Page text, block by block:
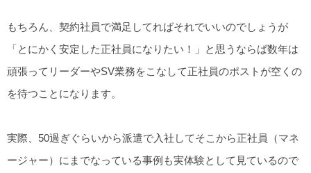
もちろん、契約社員で満足してればそれでいいのでしょうが
「とにかく安定した正社員になりたい！」と思うならば数年は
頑張ってリーダーやSV業務をこなして正社員のポストが空くの
を待つことになります。
実際、50過ぎぐらいから派遣で入社してそこから正社員（マネ
ージャー）にまでなっている事例も実体験として見ているので